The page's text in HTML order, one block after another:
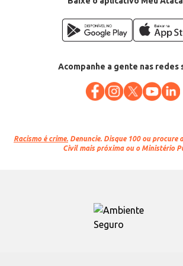
Acompanhe a gente nas redes
Racismo é crime. Denuncie. Disque 100 ou procure
Civil mais próxima ou o Ministério